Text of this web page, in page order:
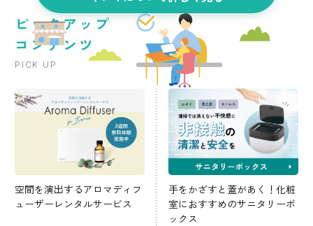
ピックアップ
コンテンツ
PICK UP
空間を演出するアロマディフ
ューザーレンタルサービス
手をかざすと蓋があく！化粧
室におすすめのサニタリーボ
ックス